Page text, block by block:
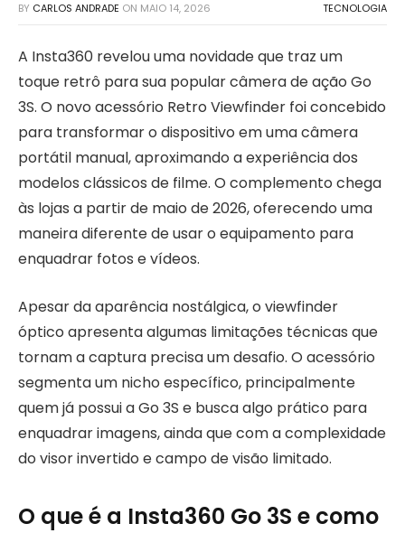
BY CARLOS ANDRADE ON MAIO 14, 2026 TECNOLOGIA
A Insta360 revelou uma novidade que traz um
toque retrô para sua popular câmera de ação Go
3S. O novo acessório Retro Viewfinder foi concebido
para transformar o dispositivo em uma câmera
portátil manual, aproximando a experiência dos
modelos clássicos de filme. O complemento chega
às lojas a partir de maio de 2026, oferecendo uma
maneira diferente de usar o equipamento para
enquadrar fotos e vídeos.
Apesar da aparência nostálgica, o viewfinder
óptico apresenta algumas limitações técnicas que
tornam a captura precisa um desafio. O acessório
segmenta um nicho específico, principalmente
quem já possui a Go 3S e busca algo prático para
enquadrar imagens, ainda que com a complexidade
do visor invertido e campo de visão limitado.
O que é a Insta360 Go 3S e como